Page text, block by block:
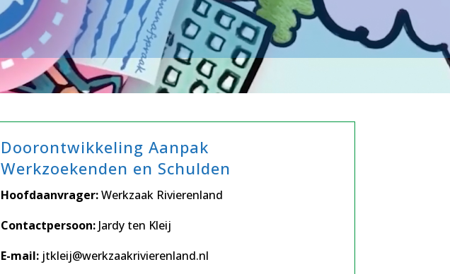
Doorontwikkeling Aanpak
Werkzoekenden en Schulden
Hoofdaanvrager:Werkzaak Rivierenland
Contactpersoon: Jardy ten Kleij
E-mail: jtkleij@werkzaakrivierenland.nl